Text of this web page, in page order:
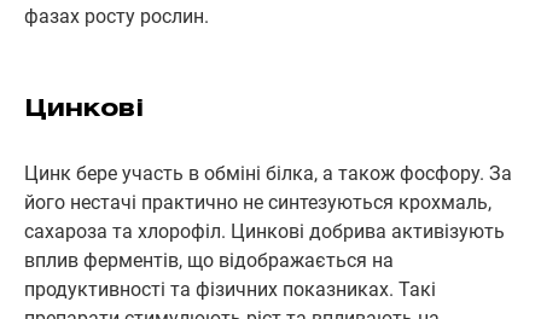
фазах росту рослин.
Цинкові
Цинк бере участь в обміні білка, а також фосфору. За
його нестачі практично не синтезуються крохмаль,
сахароза та хлорофіл. Цинкові добрива активізують
вплив ферментів, що відображається на
продуктивності та фізичних показниках. Такі